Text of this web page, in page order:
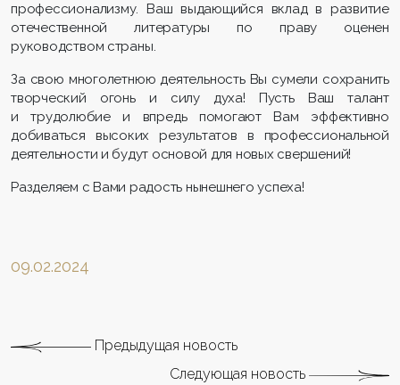
профессионализму. Ваш выдающийся вклад в развитие
отечественной литературы по праву оценен
руководством страны.
За свою многолетнюю деятельность Вы сумели сохранить
творческий огонь и силу духа! Пусть Ваш талант
и трудолюбие и впредь помогают Вам эффективно
добиваться высоких результатов в профессиональной
деятельности и будут основой для новых свершений!
Разделяем с Вами радость нынешнего успеха!
09.02.2024
Предыдущая новость
Следующая новость